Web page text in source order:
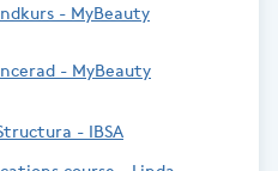
- MyBeauty
- MyBeauty
- IBSA